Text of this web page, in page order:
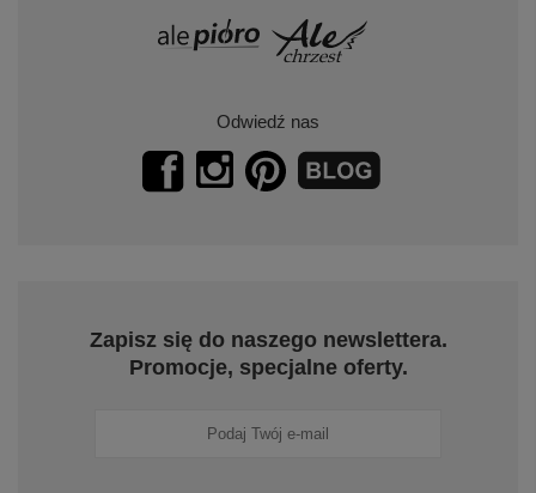
Odwiedź nas
Zapisz się do naszego newslettera.
Promocje, specjalne oferty.